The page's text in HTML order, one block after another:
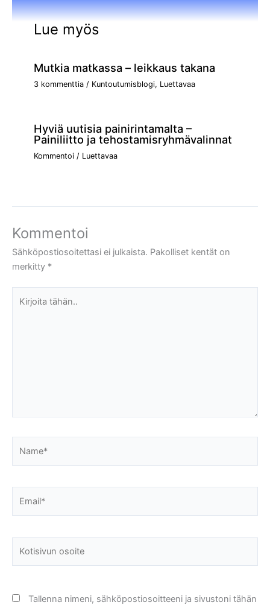
Lue myös
Mutkia matkassa – leikkaus takana
3 kommenttia / Kuntoutumisblogi, Luettavaa
Hyviä uutisia painirintamalta –
Painiliitto ja tehostamisryhmävalinnat
Kommentoi / Luettavaa
Kommentoi
Sähköpostiosoitettasi ei julkaista. Pakolliset kentät on
merkitty *
tähän..
Tallenna nimeni, sähköpostiosoitteeni ja sivustoni tähän